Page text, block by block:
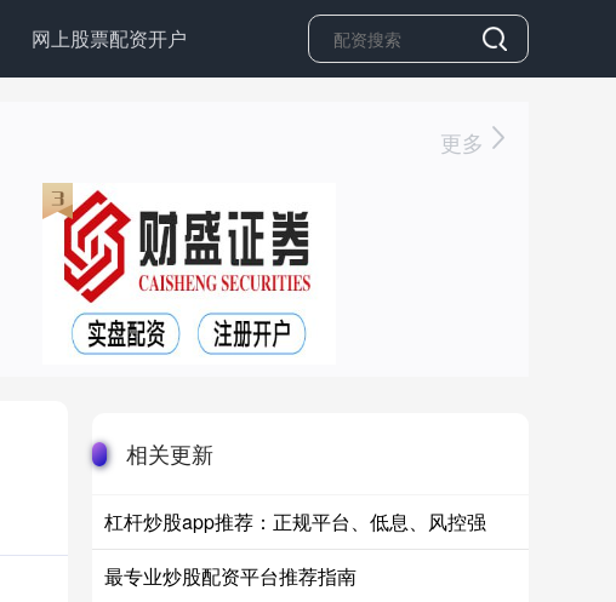
网上股票配资开户
更多
相关更新
杠杆炒股app推荐：正规平台、低息、风控强
最专业炒股配资平台推荐指南